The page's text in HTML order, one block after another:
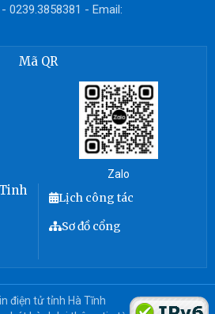
0239.3858381 - Email:
Mã QR
Zalo
Lịch công tác
Sơ đồ cổng
điện tử tỉnh Hà Tĩnh